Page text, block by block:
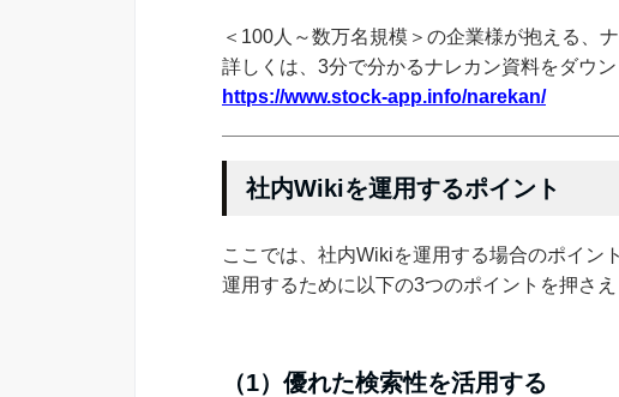
＜100人～数万名規模＞の企業様が抱える、
詳しくは、3分で分かるナレカン資料をダウ
https://www.stock-app.info/narekan/
社内Wikiを運用するポイント
ここでは、社内Wikiを運用する場合のポイン
運用するために以下の3つのポイントを押さえ
（1）優れた検索性を活用する